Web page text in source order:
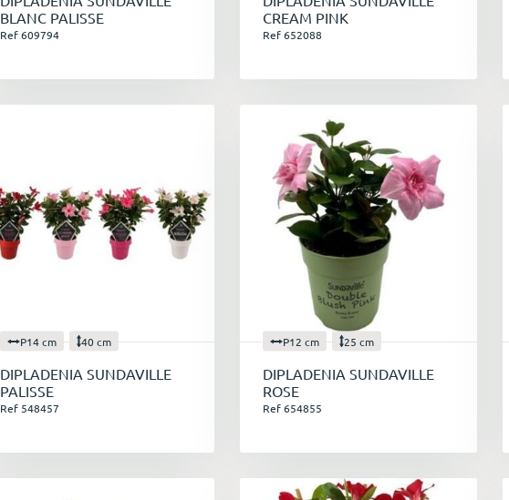
En proposant des Dipladénias à vos clients, vous leur offrez la possibilité de
uniques et colorés. Leur facilité d'entretien et leur longue période de
appréciée des amoureux du végétal peu importe leur expérience.
Et maintenant, plus de temps à perdre !
Vous êtes au bon endroit pour découvrir votre prochain bestseller, la saison
BLANC PALISSE
Ref 609794
CREAM PINK
Ref 652088
P14 cm 40 cm
DIPLADENIA SUNDAVILLE
PALISSE
Ref 548457
P12 cm 25 cm
DIPLADENIA SUNDAVILLE
ROSE
Ref 654855